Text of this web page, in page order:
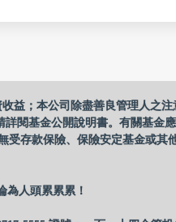
益；本公司除盡善良管理人之
閱基金公開說明書。有關基金
存款保險、保險安定基金或其
為人頭累累累！